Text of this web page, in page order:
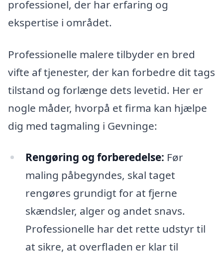
professionel, der har erfaring og
ekspertise i området.
Professionelle malere tilbyder en bred
vifte af tjenester, der kan forbedre dit tags
tilstand og forlænge dets levetid. Her er
nogle måder, hvorpå et firma kan hjælpe
dig med tagmaling i Gevninge:
Rengøring og forberedelse: Før
maling påbegyndes, skal taget
rengøres grundigt for at fjerne
skændsler, alger og andet snavs.
Professionelle har det rette udstyr til
at sikre, at overfladen er klar til